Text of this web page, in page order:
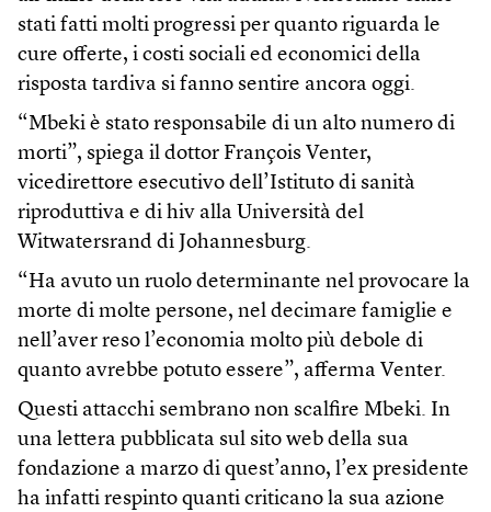
stati fatti molti progressi per quanto riguarda le
cure offerte, i costi sociali ed economici della
risposta tardiva si fanno sentire ancora oggi.
“Mbeki è stato responsabile di un alto numero di
morti”, spiega il dottor François Venter,
vicedirettore esecutivo dell’Istituto di sanità
riproduttiva e di hiv alla Università del
Witwatersrand di Johannesburg.
“Ha avuto un ruolo determinante nel provocare la
morte di molte persone, nel decimare famiglie e
nell’aver reso l’economia molto più debole di
quanto avrebbe potuto essere”, afferma Venter.
Questi attacchi sembrano non scalfire Mbeki. In
una lettera pubblicata sul sito web della sua
fondazione a marzo di quest’anno, l’ex presidente
ha infatti respinto quanti criticano la sua azione